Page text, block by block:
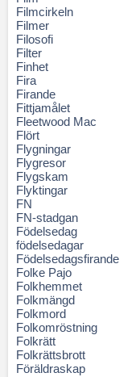
Filmcirkeln
Filmer
Filosofi
Filter
Finhet
Fira
Firande
Fittjamålet
Fleetwood Mac
Flört
Flygningar
Flygresor
Flygskam
Flyktingar
FN
FN-stadgan
Födelsedag
födelsedagar
Födelsedagsfirande
Folke Pajo
Folkhemmet
Folkmängd
Folkmord
Folkomröstning
Folkrätt
Folkrättsbrott
Föräldraskap